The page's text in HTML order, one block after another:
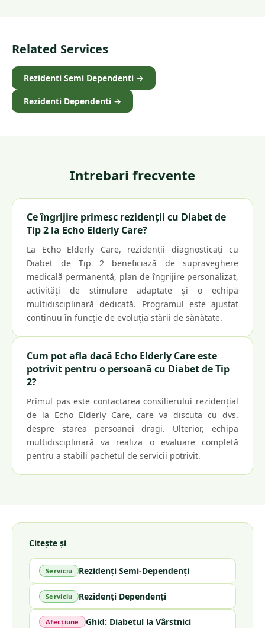
Related Services
Rezidenti Semi Dependenti →
Rezidenti Dependenti →
Intrebari frecvente
Ce îngrijire primesc rezidenții cu Diabet de
Tip 2 la Echo Elderly Care?
La Echo Elderly Care, rezidenții diagnosticați cu
Diabet de Tip 2 beneficiază de supraveghere
medicală permanentă, plan de îngrijire personalizat,
activități de stimulare adaptate și o echipă
multidisciplinară dedicată. Programul este ajustat
continuu în funcție de evoluția stării de sănătate.
Cum pot afla dacă Echo Elderly Care este
potrivit pentru o persoană cu Diabet de Tip
2?
Primul pas este contactarea consilierului rezidențial
de la Echo Elderly Care, care va discuta cu dvs.
despre starea persoanei dragi. Ulterior, echipa
multidisciplinară va realiza o evaluare completă
pentru a stabili pachetul de servicii potrivit.
Citește și
Serviciu Rezidenți Semi-Dependenți
Serviciu Rezidenți Dependenți
Afecțiune Ghid: Diabetul la Vârstnici